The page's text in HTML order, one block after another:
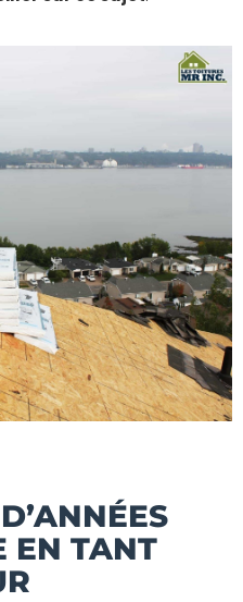
EN TANT